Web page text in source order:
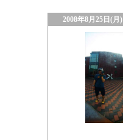
2008年8月25日(月)